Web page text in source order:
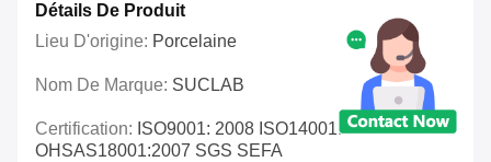
Détails De Produit
Lieu D'origine: Porcelaine
Nom De Marque: SUCLAB
Certification: ISO9001: 2008 ISO14001:2004
OHSAS18001:2007 SGS SEFA